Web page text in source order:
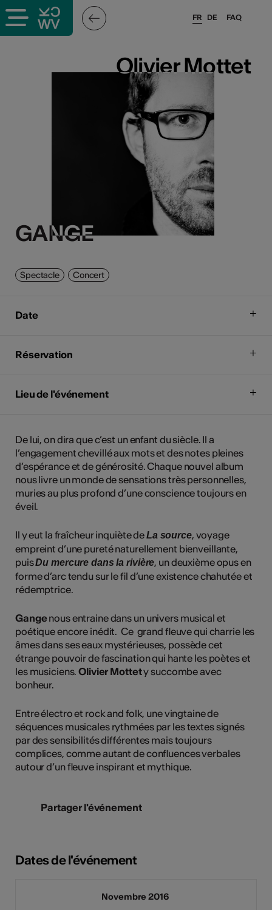
FAQ
FR DE
Olivier Mottet
GANGE
Olivier Mottet
GANGE
Spectacle Concert
Date
Réservation
Lieu de l'événement
De lui, on dira que c’est un enfant du siècle. Il a
l’engagement chevillé aux mots et des notes pleines
d’espérance et de générosité. Chaque nouvel album
nous livre un monde de sensations très personnelles,
muries au plus profond d’une conscience toujours en
éveil.
Il y eut la fraîcheur inquiète deLa source, voyage
empreint d’une pureté naturellement bienveillante,
puisDu mercure dans la rivière, un deuxième opus en
forme d’arc tendu sur le fil d’une existence chahutée et
rédemptrice.
Gangenous entraine dans un univers musical et
poétique encore inédit. Ce grand fleuve qui charrie les
âmes dans ses eaux mystérieuses, possède cet
étrange pouvoir de fascination qui hante les poètes et
les musiciens.Olivier Mottety succombe avec
bonheur.
Entre électro et rock and folk, une vingtaine de
séquences musicales rythmées par les textes signés
par des sensibilités différentes mais toujours
complices, comme autant de confluences verbales
autour d’un fleuve inspirant et mythique.
Partager l'événement
Dates de l'événement
Novembre 2016